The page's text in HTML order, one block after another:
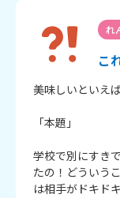
れ
こ
美味しいといえ
「本題」
学校で別にすき
たの！どういう
は相手がドキド